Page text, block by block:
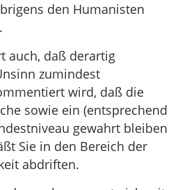
den Humanisten
auch, daß derartig
zumindest
wird, daß die
sowie ein (entsprechend
gewahrt bleiben
Sie in den Bereich der
abdriften.